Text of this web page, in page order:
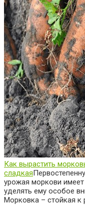
Как вырастить
сладкая
урожая моркови
уделять ему особое
Морковка – стойкая к